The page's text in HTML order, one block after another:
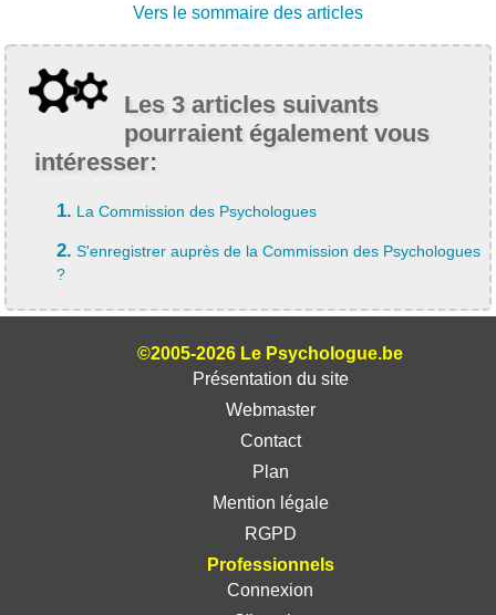
Vers le sommaire des articles
Les 3 articles suivants
pourraient également vous
intéresser:
1. La Commission des Psychologues
2. S'enregistrer auprès de la Commission des Psychologues
?
©2005-2026 Le Psychologue.be
Présentation du site
Webmaster
Contact
Plan
Mention légale
RGPD
Professionnels
Connexion